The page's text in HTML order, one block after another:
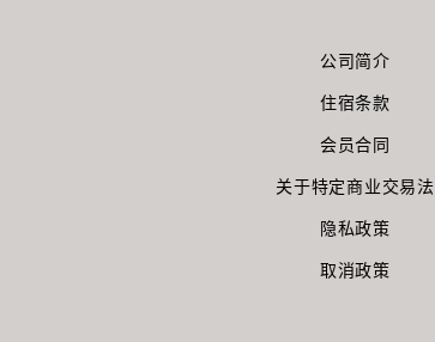
公司简介
住宿条款
会员合同
关于特定商业交易法
隐私政策
取消政策